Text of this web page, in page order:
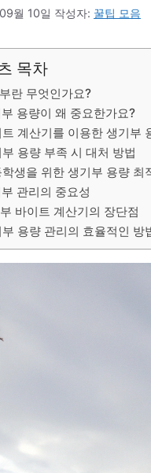
월 10일 작성자: 꿀팁 모음
목차
란 무엇인가요?
용량이 왜 중요한가요?
트 계산기를 이용한 생기부
용량 부족 시 대처 방법
학생을 위한 생기부 용량 최
관리의 중요성
바이트 계산기의 장단점
용량 관리의 효율적인 방